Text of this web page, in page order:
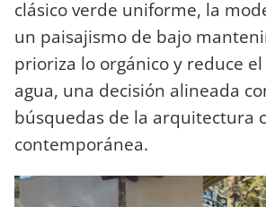
clásico verde uniforme, la
un paisajismo de bajo
prioriza lo orgánico y reduce
agua, una decisión alineada
búsquedas de la arquitectura
contemporánea.